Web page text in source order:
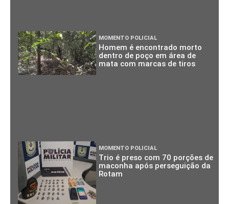
MOMENTO POLICIAL
Homem é encontrado morto
dentro de poço em área de
mata com marcas de tiros
MOMENTO POLICIAL
Trio é preso com 70 porções de
maconha após perseguição da
Rotam